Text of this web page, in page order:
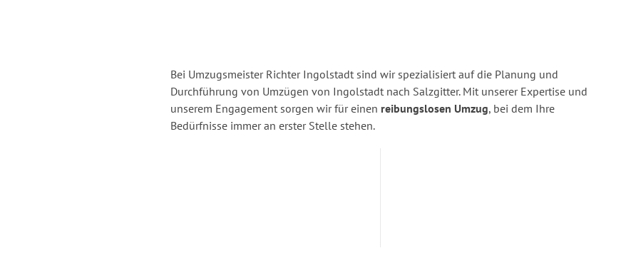
Bei Umzugsmeister Richter Ingolstadt sind wir spezialisiert auf die Planung und
Durchführung von Umzügen von Ingolstadt nach Salzgitter. Mit unserer Expertise und
unserem Engagement sorgen wir für einen reibungslosen Umzug, bei dem Ihre
Bedürfnisse immer an erster Stelle stehen.